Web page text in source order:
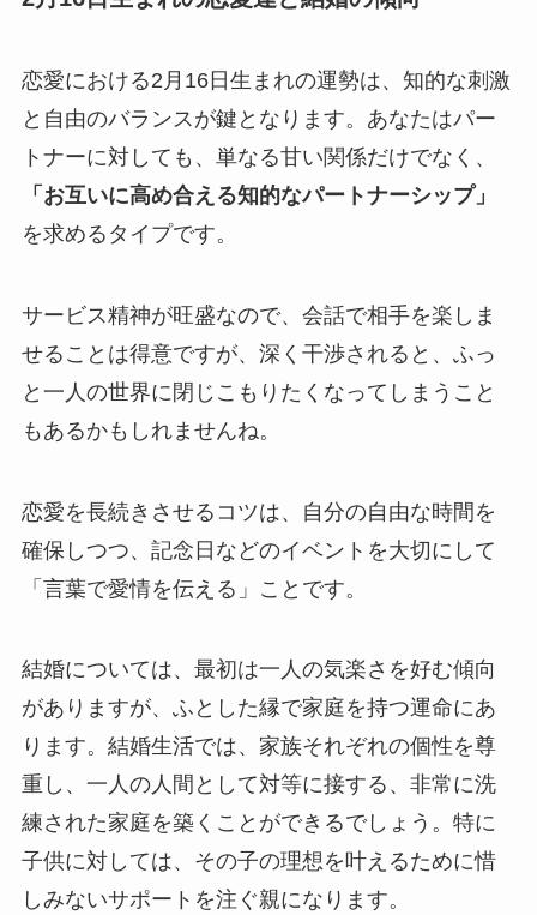
恋愛における2月16日生まれの運勢は、知的な刺激
と自由のバランスが鍵となります。あなたはパー
トナーに対しても、単なる甘い関係だけでなく、
「お互いに高め合える知的なパートナーシップ」
を求めるタイプです。
サービス精神が旺盛なので、会話で相手を楽しま
せることは得意ですが、深く干渉されると、ふっ
と一人の世界に閉じこもりたくなってしまうこと
もあるかもしれませんね。
恋愛を長続きさせるコツは、自分の自由な時間を
確保しつつ、記念日などのイベントを大切にして
「言葉で愛情を伝える」ことです。
結婚については、最初は一人の気楽さを好む傾向
がありますが、ふとした縁で家庭を持つ運命にあ
ります。結婚生活では、家族それぞれの個性を尊
重し、一人の人間として対等に接する、非常に洗
練された家庭を築くことができるでしょう。特に
子供に対しては、その子の理想を叶えるために惜
しみないサポートを注ぐ親になります。